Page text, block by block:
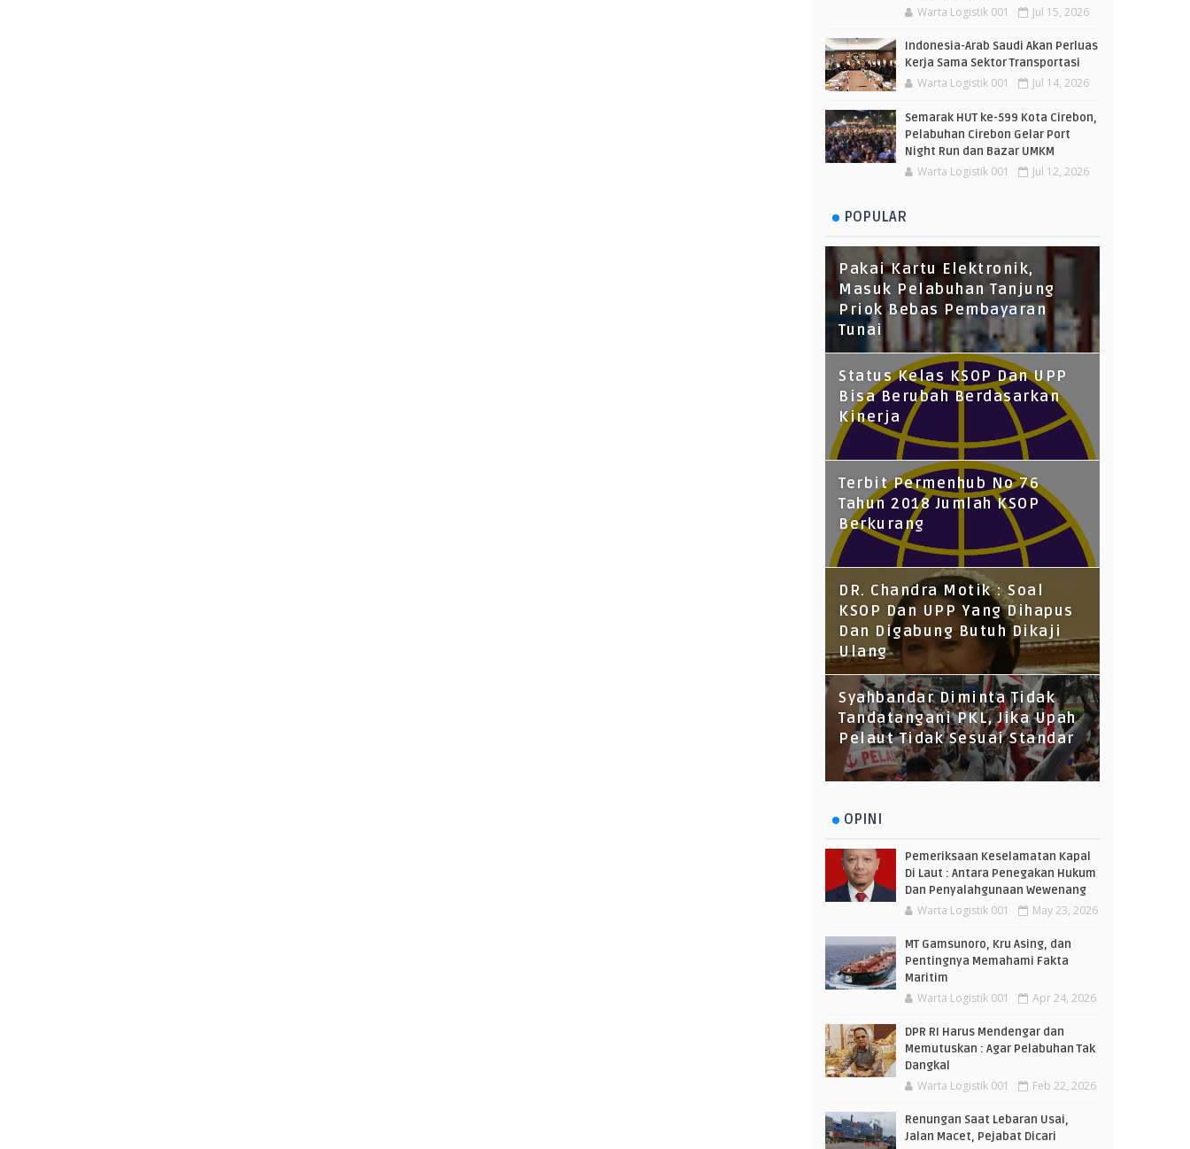
Warta Logistik 001 Jul 15, 2026
Indonesia-Arab Saudi Akan Perluas
Kerja Sama Sektor Transportasi
Warta Logistik 001 Jul 14, 2026
Semarak HUT ke-599 Kota Cirebon,
Pelabuhan Cirebon Gelar Port
Night Run dan Bazar UMKM
Warta Logistik 001 Jul 12, 2026
POPULAR
Pakai Kartu Elektronik,
Masuk Pelabuhan Tanjung
Priok Bebas Pembayaran
Tunai
Status Kelas KSOP Dan UPP
Bisa Berubah Berdasarkan
Kinerja
Terbit Permenhub No 76
Tahun 2018 Jumlah KSOP
Berkurang
DR. Chandra Motik : Soal
KSOP Dan UPP Yang Dihapus
Dan Digabung Butuh Dikaji
Ulang
Syahbandar Diminta Tidak
Tandatangani PKL, Jika Upah
Pelaut Tidak Sesuai Standar
OPINI
Pemeriksaan Keselamatan Kapal
Di Laut : Antara Penegakan Hukum
Dan Penyalahgunaan Wewenang
Warta Logistik 001 May 23, 2026
MT Gamsunoro, Kru Asing, dan
Pentingnya Memahami Fakta
Maritim
Warta Logistik 001 Apr 24, 2026
DPR RI Harus Mendengar dan
Memutuskan : Agar Pelabuhan Tak
Dangkal
Warta Logistik 001 Feb 22, 2026
Renungan Saat Lebaran Usai,
Jalan Macet, Pejabat Dicari